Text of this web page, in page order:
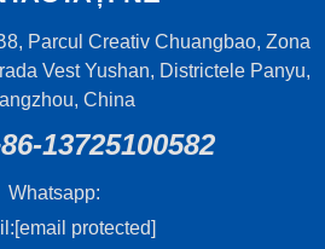
Parcul Creativ Chuangbao, Zona
Vest Yushan, Districtele Panyu,
China
13725100582
Whatsapp:
[email protected]